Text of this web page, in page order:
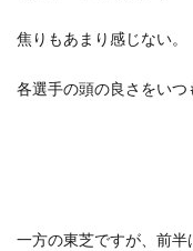
焦りもあまり感じない。
各選手の頭の良さをいつ
一方の東芝ですが、前半